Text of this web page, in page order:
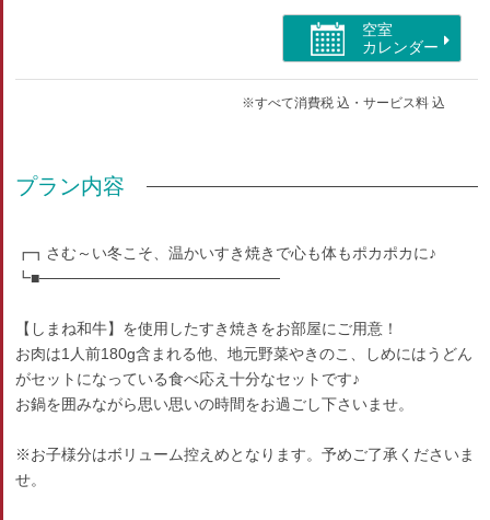
空室
カレンダー
※すべて消費税 込・サービス料 込
プラン内容
┏┓さむ～い冬こそ、温かいすき焼きで心も体もポカポカに♪
┗■──────────────────────
【しまね和牛】を使用したすき焼きをお部屋にご用意！
お肉は1人前180g含まれる他、地元野菜やきのこ、しめにはうどん
がセットになっている食べ応え十分なセットです♪
お鍋を囲みながら思い思いの時間をお過ごし下さいませ。
※お子様分はボリューム控えめとなります。予めご了承くださいま
せ。